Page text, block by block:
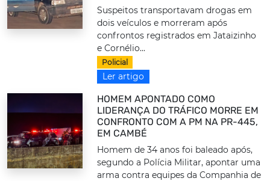
Suspeitos transportavam drogas em
dois veículos e morreram após
confrontos registrados em Jataizinho
e Cornélio...
Policial
Ler artigo
HOMEM APONTADO COMO
LIDERANÇA DO TRÁFICO MORRE EM
CONFRONTO COM A PM NA PR-445,
EM CAMBÉ
Homem de 34 anos foi baleado após,
segundo a Polícia Militar, apontar uma
arma contra equipes da Companhia de